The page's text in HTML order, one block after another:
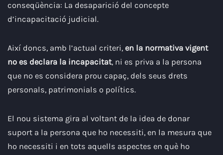
conseqüència: La desaparició del concepte
d’incapacitació judicial.
Així doncs, amb l’actual criteri, en la normativa vigent
no es declara la incapacitat, ni es priva a la persona
que no es considera prou capaç, dels seus drets
personals, patrimonials o polítics.
El nou sistema gira al voltant de la idea de donar
suport a la persona que ho necessiti, en la mesura que
ho necessiti i en tots aquells aspectes en què ho